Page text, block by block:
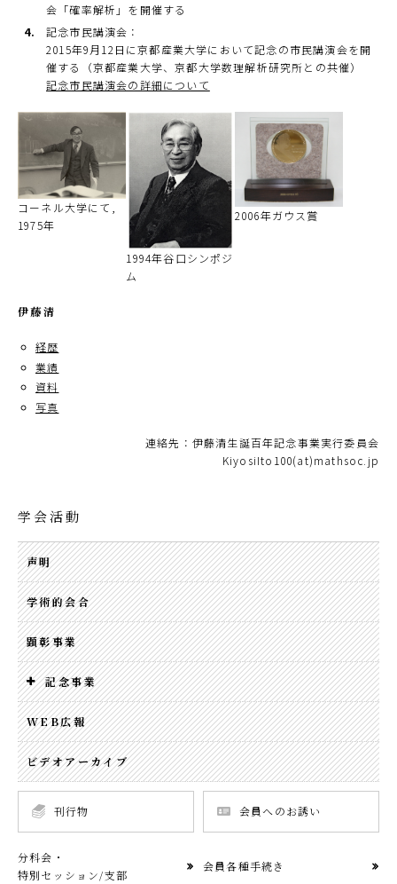
会「確率解析」を開催する
記念市民講演会：
2015年9月12日に京都産業大学において記念の市民講演会を開
催する（京都産業大学、京都大学数理解析研究所との共催）
記念市民講演会の詳細について
コーネル大学にて,
1975年
1994年谷口シンポジ
ム
2006年ガウス賞
伊藤清
経歴
業績
資料
写真
連絡先：伊藤清生誕百年記念事業実行委員会
KiyosiIto100(at)mathsoc.jp
学会活動
声明
学術的会合
顕彰事業
記念事業
WEB広報
ビデオアーカイブ
刊行物 会員へのお誘い
分科会・
特別セッション/支部
会員各種手続き